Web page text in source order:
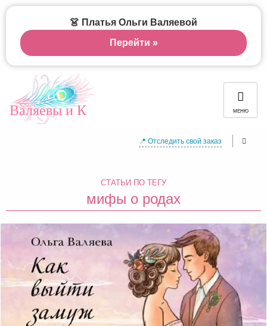
Валяевы и К МЕНЮ
📍 Отследить свой заказ
СТАТЬИ ПО ТЕГУ
мифы о родах
👗 Платья Ольги Валяевой
Перейти »